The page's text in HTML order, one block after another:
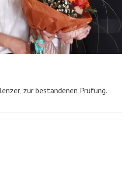
zur bestandenen Prüfung.